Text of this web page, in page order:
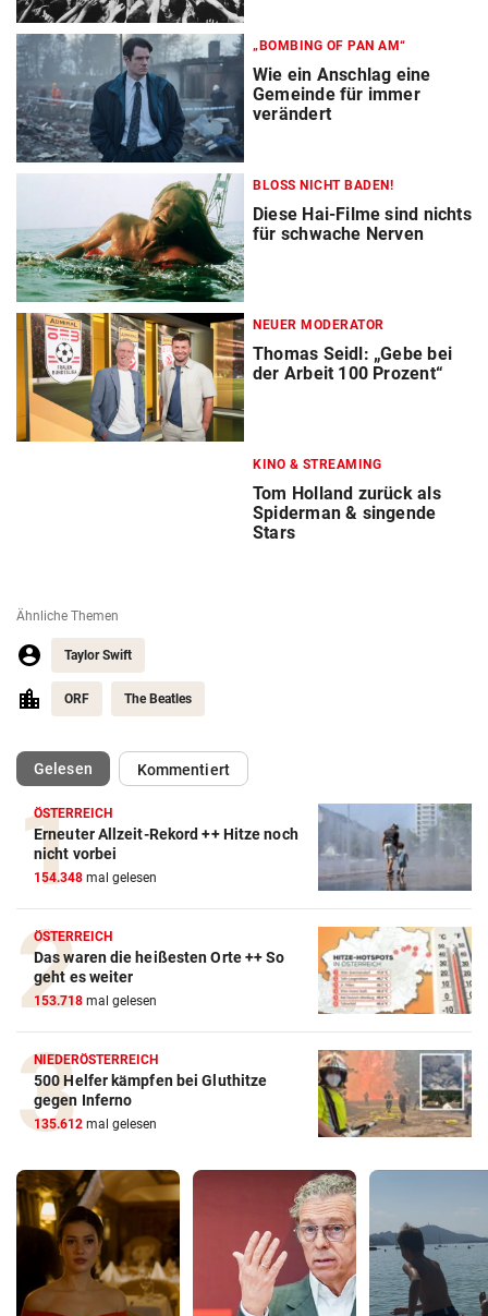
„BOMBING OF PAN AM“
Wie ein Anschlag eine
Gemeinde für immer
verändert
BLOSS NICHT BADEN!
Diese Hai-Filme sind nichts
für schwache Nerven
NEUER MODERATOR
Thomas Seidl: „Gebe bei
der Arbeit 100 Prozent“
KINO & STREAMING
Tom Holland zurück als
Spiderman & singende
Stars
Ähnliche Themen
Taylor Swift
ORF The Beatles
Gelesen(ausgewählt)Kommentiert
ÖSTERREICH
Erneuter Allzeit-Rekord ++ Hitze noch
nicht vorbei
154.348 mal gelesen
ÖSTERREICH
Das waren die heißesten Orte ++ So
geht es weiter
153.718 mal gelesen
NIEDERÖSTERREICH
500 Helfer kämpfen bei Gluthitze
gegen Inferno
135.612 mal gelesen